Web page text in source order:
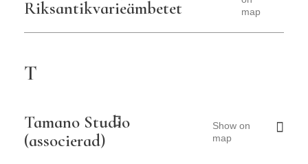
Riksantikvarieämbetet
map
T
Tamano Studio
(associerad)
Show on
map